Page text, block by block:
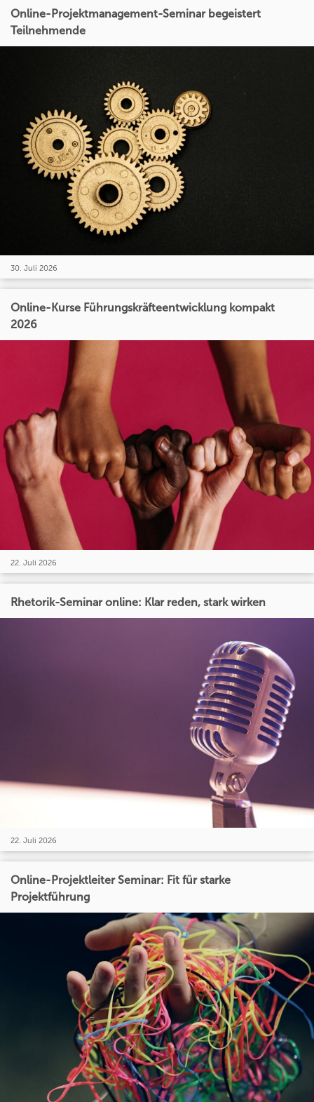
Online-Projektmanagement-Seminar begeistert
Teilnehmende
30. Juli 2026
Online-Kurse Führungskräfteentwicklung kompakt
2026
22. Juli 2026
Rhetorik-Seminar online: Klar reden, stark wirken
22. Juli 2026
Online-Projektleiter Seminar: Fit für starke
Projektführung